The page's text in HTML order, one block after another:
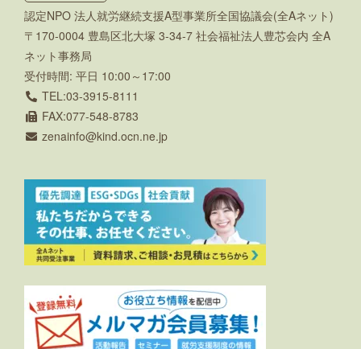
認定NPO 法人就労継続支援A型事業所全国協議会(全Aネット)
〒170-0004 豊島区北大塚 3-34-7 社会福祉法人豊芯会内 全A
ネット事務局
受付時間: 平日 10:00～17:00
TEL:03-3915-8111
FAX:077-548-8783
zenainfo
kind.ocn.ne.jp